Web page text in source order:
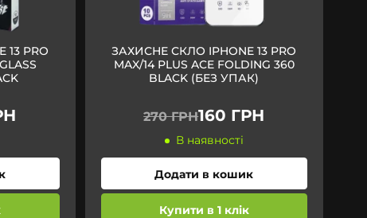
PRO
ЗАХИСНЕ СКЛО IPHONE 13 PRO
MAX/14 PLUS ACE FOLDING 360
BLACK (БЕЗ УПАК)
270 ГРН160 ГРН
В наявності
Додати в кошик
Купити в 1 клік